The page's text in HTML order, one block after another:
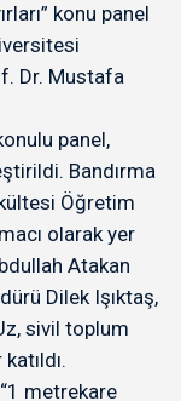
konu panel
Dr. Mustafa
panel,
Bandırma
Öğretim
olarak yer
Atakan
Dilek Işıktaş,
sivil toplum
metrekare